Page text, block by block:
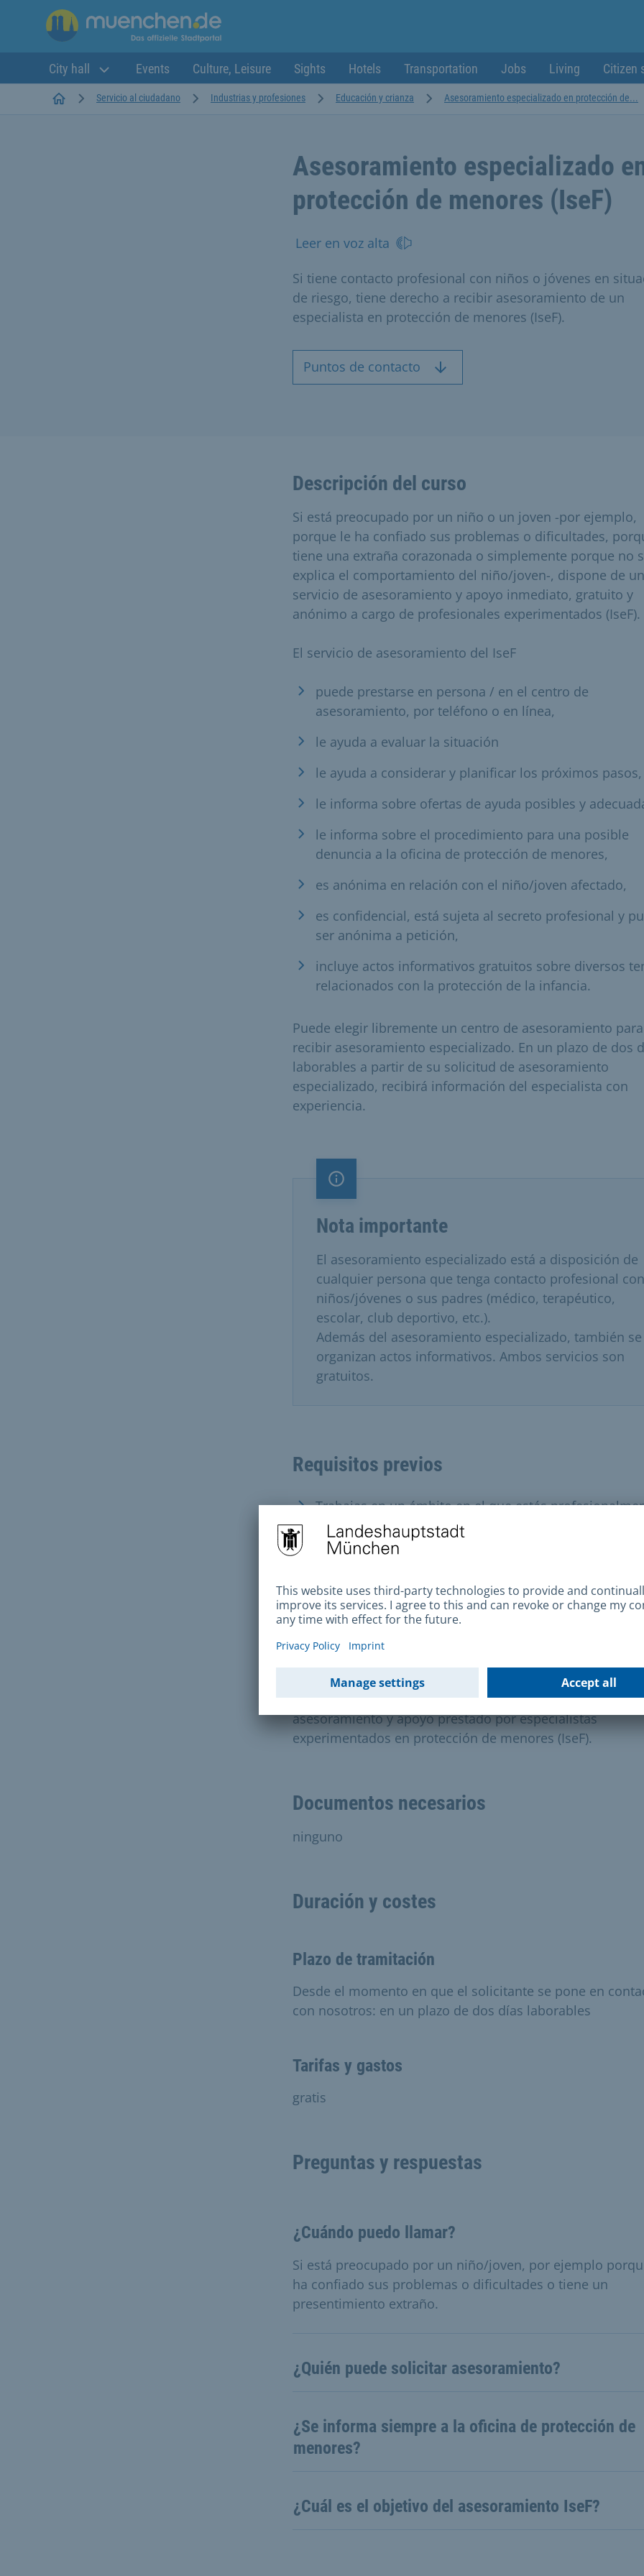
City hall Events Culture, Leisure Sights Hotels Transportation Jobs Living Citizen
StartseiteServicio al ciudadano Industrias y profesiones Educación y crianza Asesoramiento especializado en protección de...
Asesoramiento especializado
protección de menores (IseF)
Leer en voz alta
Si tiene contacto profesional con niños o jóvenes en
de riesgo, tiene derecho a recibir asesoramiento de un
especialista en protección de menores (IseF).
Puntos de contacto
Descripción del curso
Si está preocupado por un niño o un joven -por ejemplo,
porque le ha confiado sus problemas o dificultades,
tiene una extraña corazonada o simplemente porque no
explica el comportamiento del niño/joven-, dispone de un
servicio de asesoramiento y apoyo inmediato, gratuito y
anónimo a cargo de profesionales experimentados (IseF).
El servicio de asesoramiento del IseF
puede prestarse en persona / en el centro de
asesoramiento, por teléfono o en línea,
le ayuda a evaluar la situación
le ayuda a considerar y planificar los próximos pasos,
le informa sobre ofertas de ayuda posibles y
le informa sobre el procedimiento para una posible
denuncia a la oficina de protección de menores,
es anónima en relación con el niño/joven afectado,
es confidencial, está sujeta al secreto profesional y
ser anónima a petición,
incluye actos informativos gratuitos sobre diversos
relacionados con la protección de la infancia.
Puede elegir libremente un centro de asesoramiento para
recibir asesoramiento especializado. En un plazo de dos
laborables a partir de su solicitud de asesoramiento
especializado, recibirá información del especialista con
experiencia.
Nota importante
Nota importante
El asesoramiento especializado está a disposición de
cualquier persona que tenga contacto profesional con
niños/jóvenes o sus padres (médico, terapéutico,
escolar, club deportivo, etc.).
Además del asesoramiento especializado, también se
organizan actos informativos. Ambos servicios son
gratuitos.
Requisitos previos
Trabajas en un ámbito en el que estás
implicado con niños, jóvenes y/o sus familias, como
campo de la medicina, en un club musical/deportivo,
Estás preocupado por un niño/joven.
Un niño te ha confiado sus problemas o dificultades.
¿Tienes un presentimiento extraño?
Entonces puede aprovechar un servicio gratuito y
asesoramiento y apoyo prestado por especialistas
experimentados en protección de menores (IseF).
Documentos necesarios
ninguno
Duración y costes
Plazo de tramitación
Desde el momento en que el solicitante se pone en
con nosotros: en un plazo de dos días laborables
Tarifas y gastos
gratis
Preguntas y respuestas
¿Cuándo puedo llamar?
Si está preocupado por un niño/joven, por ejemplo
ha confiado sus problemas o dificultades o tiene un
presentimiento extraño.
¿Quién puede solicitar asesoramiento?
¿Se informa siempre a la oficina de protección de
menores?
¿Cuál es el objetivo del asesoramiento IseF?